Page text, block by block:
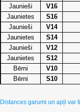
Jaunieši
V16
Jaunietes
S16
Jaunieši
V14
Jaunietes
S14
Jaunieši
V12
Jaunietes
S12
Bērni
V10
Bērni
S10
Distances garumi un apļi var